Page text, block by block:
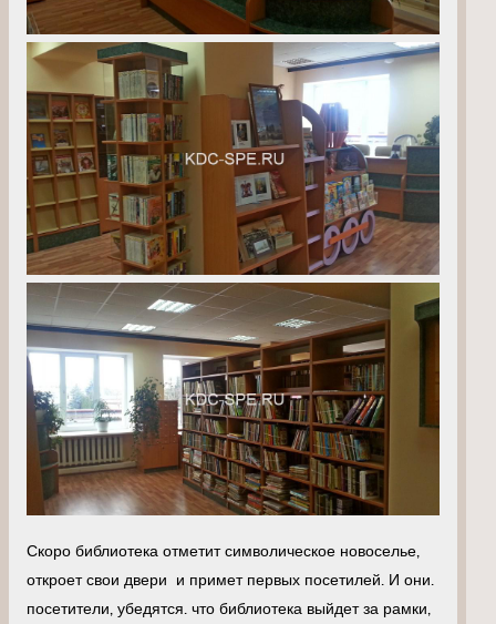
Скоро библиотека отметит символическое новоселье,
откроет свои двери и примет первых посетилей. И они.
посетители, убедятся. что библиотека выйдет за рамки,